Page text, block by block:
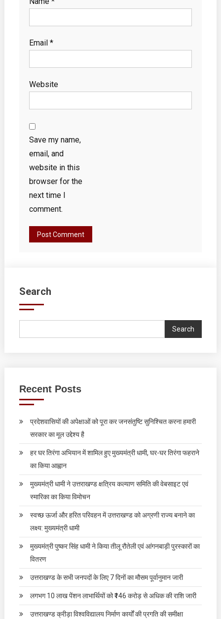
Email *
Website
Save my name,
email, and
website in this
browser for the
next time I
comment.
Search
Search
Recent Posts
प्रदेशवासियों की अपेक्षाओं को पूरा कर जनसंतुष्टि सुनिश्चित करना हमारी
सरकार का मूल उद्देश्य है
हर घर तिरंगा अभियान में शामिल हुए मुख्यमंत्री धामी, घर-घर तिरंगा फहराने
का किया आह्वान
मुख्यमंत्री धामी ने उत्तराखण्ड क्षत्रिय कल्याण समिति की वेबसाइट एवं
स्मारिका का किया विमोचन
स्वच्छ ऊर्जा और हरित परिवहन में उत्तराखण्ड को अग्रणी राज्य बनाने का
लक्ष्य: मुख्यमंत्री धामी
मुख्यमंत्री पुष्कर सिंह धामी ने किया तीलू रौतेली एवं आंगनबाड़ी पुरस्कारों का
वितरण
उत्तराखण्ड के सभी जनपदों के लिए 7 दिनों का मौसम पूर्वानुमान जारी
लगभग 10 लाख पेंशन लाभार्थियों को ₹146 करोड़ से अधिक की राशि जारी
उत्तराखण्ड क्रीड़ा विश्वविद्यालय निर्माण कार्यों की प्रगति की समीक्षा